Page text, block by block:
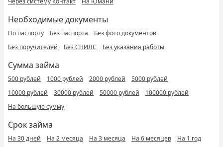
Необходимые документы
По паспорту Без паспорта
Без фото документов
Без поручителей
Без СНИЛС Без указания работы
Сумма займа
500 рублей 1000 рублей 2000 рублей
5000 рублей
10000 рублей
30000 рублей 50000 рублей
100000 рублей
На большую сумму
Срок займа
На 30 дней На 2 месяца На 3 месяца На 6 месяцев
На 1 год